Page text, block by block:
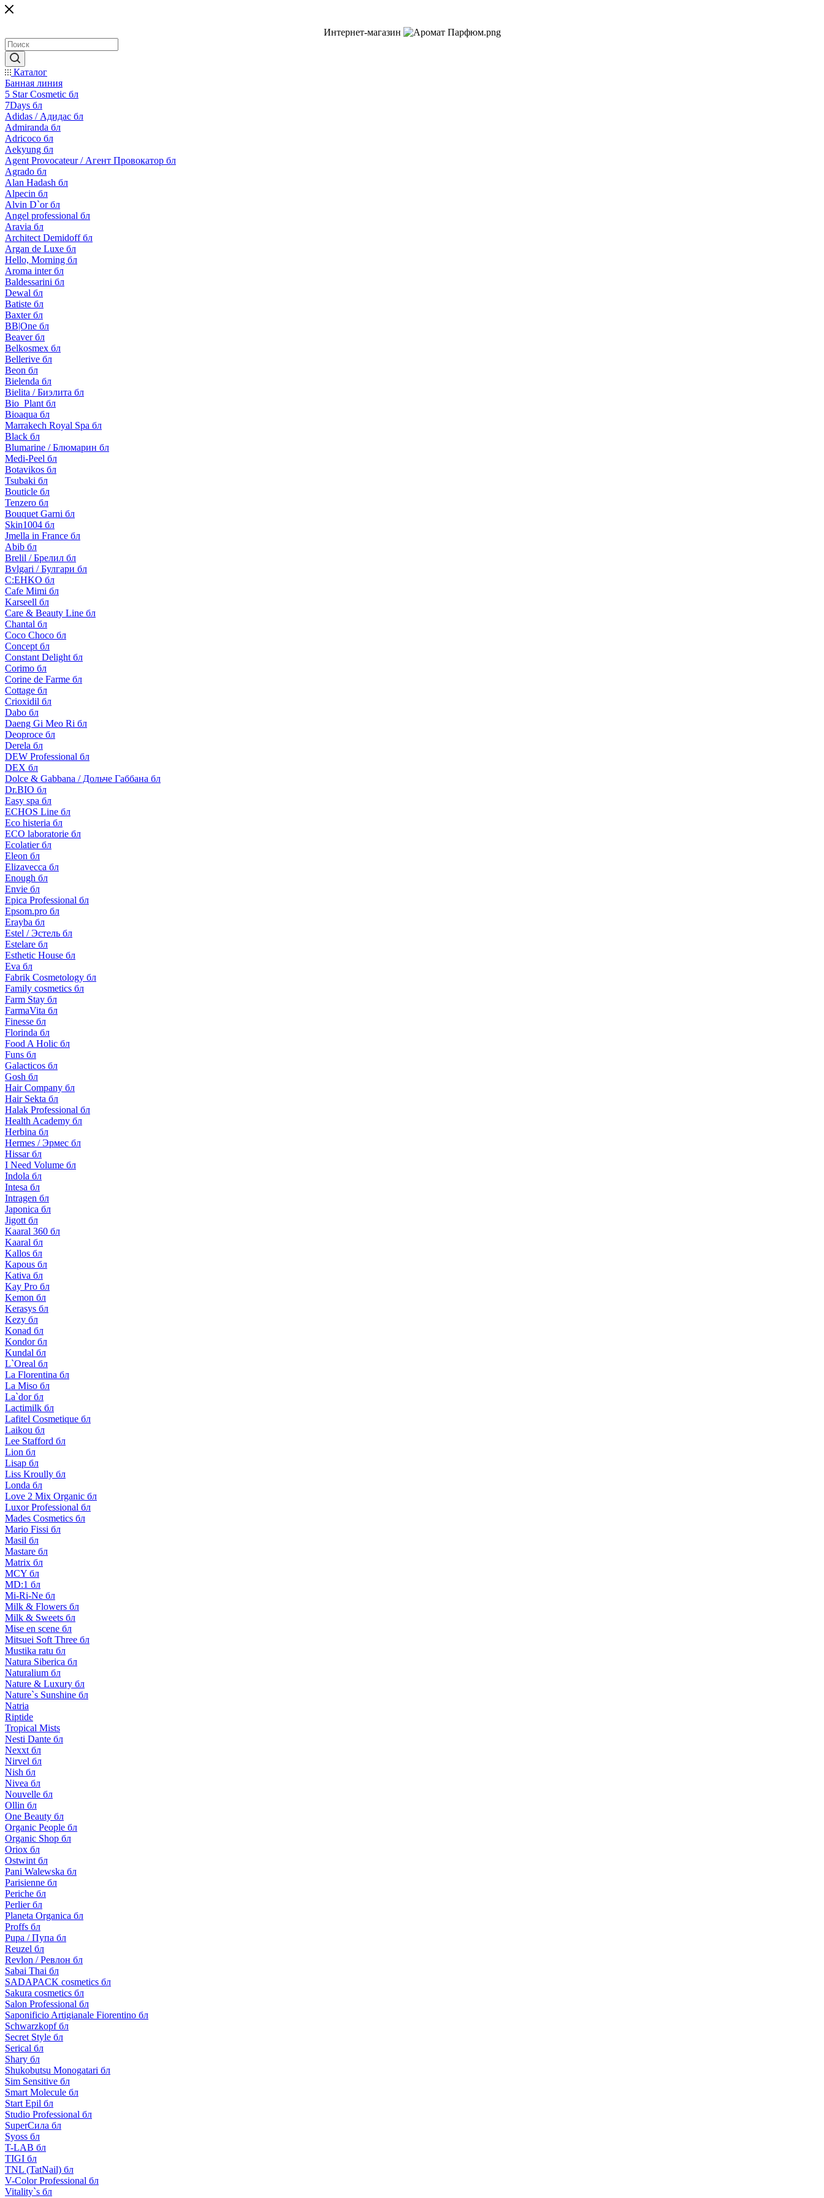
Интернет-магазин
Каталог
Банная линия
5 Star Cosmetic бл
7Days бл
Adidas / Адидас бл
Admiranda бл
Adricoco бл
Aekyung бл
Agent Provocateur / Агент Провокатор бл
Agrado бл
Alan Hadash бл
Alpecin бл
Alvin D`or бл
Angel professional бл
Aravia бл
Architect Demidoff бл
Argan de Luxe бл
Hello, Morning бл
Aroma inter бл
Baldessarini бл
Dewal бл
Batiste бл
Baxter бл
BB|One бл
Beaver бл
Belkosmex бл
Bellerive бл
Beon бл
Bielenda бл
Bielita / Биэлита бл
Bio_Plant бл
Bioaqua бл
Marrakech Royal Spa бл
Black бл
Blumarine / Блюмарин бл
Medi-Peel бл
Botavikos бл
Tsubaki бл
Bouticle бл
Tenzero бл
Bouquet Garni бл
Skin1004 бл
Jmella in France бл
Abib бл
Brelil / Брелил бл
Bvlgari / Булгари бл
C:EHKO бл
Cafe Mimi бл
Karseell бл
Care & Beauty Line бл
Chantal бл
Coco Choco бл
Concept бл
Constant Delight бл
Corimo бл
Corine de Farme бл
Cottage бл
Crioxidil бл
Dabo бл
Daeng Gi Meo Ri бл
Deoproce бл
Derela бл
DEW Professional бл
DEX бл
Dolce & Gabbana / Дольче Габбана бл
Dr.BIO бл
Easy spa бл
ECHOS Line бл
Eco histeria бл
ECO laboratorie бл
Ecolatier бл
Eleon бл
Elizavecca бл
Enough бл
Envie бл
Epica Professional бл
Epsom.pro бл
Erayba бл
Estel / Эстель бл
Estelare бл
Esthetic House бл
Eva бл
Fabrik Cosmetology бл
Family cosmetics бл
Farm Stay бл
FarmaVita бл
Finesse бл
Florinda бл
Food A Holic бл
Funs бл
Galacticos бл
Gosh бл
Hair Company бл
Hair Sekta бл
Halak Professional бл
Health Academy бл
Herbina бл
Hermes / Эрмес бл
Hissar бл
I Need Volume бл
Indola бл
Intesa бл
Intragen бл
Japonica бл
Jigott бл
Kaaral 360 бл
Kaaral бл
Kallos бл
Kapous бл
Kativa бл
Kay Pro бл
Kemon бл
Kerasys бл
Kezy бл
Konad бл
Kondor бл
Kundal бл
L`Oreal бл
La Florentina бл
La Miso бл
La`dor бл
Lactimilk бл
Lafitel Cosmetique бл
Laikou бл
Lee Stafford бл
Lion бл
Lisap бл
Liss Kroully бл
Londa бл
Love 2 Mix Organic бл
Luxor Professional бл
Mades Cosmetics бл
Mario Fissi бл
Masil бл
Mastare бл
Matrix бл
MCY бл
MD:1 бл
Mi-Ri-Ne бл
Milk & Flowers бл
Milk & Sweets бл
Mise en scene бл
Mitsuei Soft Three бл
Mustika ratu бл
Natura Siberica бл
Naturalium бл
Nature & Luxury бл
Nature`s Sunshine бл
Natria
Riptide
Tropical Mists
Nesti Dante бл
Nexxt бл
Nirvel бл
Nish бл
Nivea бл
Nouvelle бл
Ollin бл
One Beauty бл
Organic People бл
Organic Shop бл
Oriox бл
Ostwint бл
Pani Walewska бл
Parisienne бл
Periche бл
Perlier бл
Planeta Organica бл
Proffs бл
Pupa / Пупа бл
Reuzel бл
Revlon / Ревлон бл
Sabai Thai бл
SADAPACK cosmetics бл
Sakura cosmetics бл
Salon Professional бл
Saponificio Artigianale Fiorentino бл
Schwarzkopf бл
Secret Style бл
Serical бл
Shary бл
Shukobutsu Monogatari бл
Sim Sensitive бл
Smart Molecule бл
Start Epil бл
Studio Professional бл
SuperСила бл
Syoss бл
T-LAB бл
TIGI бл
TNL (TatNail) бл
V-Color Professional бл
Vitality`s бл